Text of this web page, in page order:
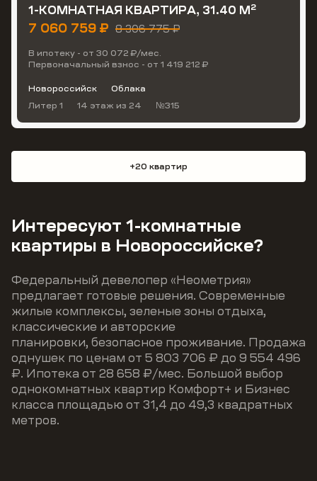
1-КОМНАТНАЯ КВАРТИРА, 31.40 М2
7 060 759 ₽ 8 306 775 ₽
В ипотеку - от 30 072 ₽/мес.
Первоначальный взнос - от 1 419 212 ₽
Новороссийск
Облака
Литер 1
14 этаж из 24 №315
+20 квартир
Интересуют 1-комнатные
квартиры в Новороссийске?
Федеральный девелопер «Неометрия»
предлагает готовые решения. Современные
жилые комплексы, зеленые зоны отдыха,
классические и авторские
планировки, безопасное проживание. Продажа
однушек по ценам от 5 803 706 ₽ до 9 554 496
₽. Ипотека от 28 658 ₽/мес. Большой выбор
однокомнатных квартир Комфорт+ и Бизнес
класса площадью от 31,4 до 49,3 квадратных
метров.